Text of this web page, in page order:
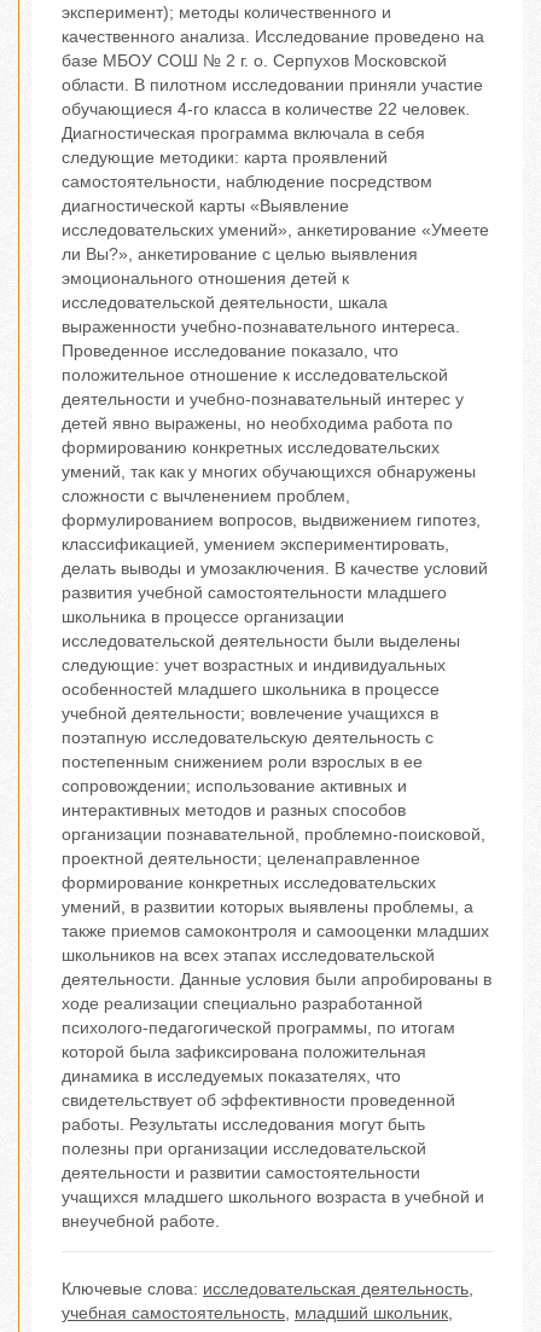
эксперимент); методы количественного и
качественного анализа. Исследование проведено на
базе МБОУ СОШ № 2 г. о. Серпухов Московской
области. В пилотном исследовании приняли участие
обучающиеся 4-го класса в количестве 22 человек.
Диагностическая программа включала в себя
следующие методики: карта проявлений
самостоятельности, наблюдение посредством
диагностической карты «Выявление
исследовательских умений», анкетирование «Умеете
ли Вы?», анкетирование с целью выявления
эмоционального отношения детей к
исследовательской деятельности, шкала
выраженности учебно-познавательного интереса.
Проведенное исследование показало, что
положительное отношение к исследовательской
деятельности и учебно-познавательный интерес у
детей явно выражены, но необходима работа по
формированию конкретных исследовательских
умений, так как у многих обучающихся обнаружены
сложности с вычленением проблем,
формулированием вопросов, выдвижением гипотез,
классификацией, умением экспериментировать,
делать выводы и умозаключения. В качестве условий
развития учебной самостоятельности младшего
школьника в процессе организации
исследовательской деятельности были выделены
следующие: учет возрастных и индивидуальных
особенностей младшего школьника в процессе
учебной деятельности; вовлечение учащихся в
поэтапную исследовательскую деятельность с
постепенным снижением роли взрослых в ее
сопровождении; использование активных и
интерактивных методов и разных способов
организации познавательной, проблемно-поисковой,
проектной деятельности; целенаправленное
формирование конкретных исследовательских
умений, в развитии которых выявлены проблемы, а
также приемов самоконтроля и самооценки младших
школьников на всех этапах исследовательской
деятельности. Данные условия были апробированы в
ходе реализации специально разработанной
психолого-педагогической программы, по итогам
которой была зафиксирована положительная
динамика в исследуемых показателях, что
свидетельствует об эффективности проведенной
работы. Результаты исследования могут быть
полезны при организации исследовательской
деятельности и развитии самостоятельности
учащихся младшего школьного возраста в учебной и
внеучебной работе.
Ключевые слова: исследовательская деятельность,
учебная самостоятельность, младший школьник,